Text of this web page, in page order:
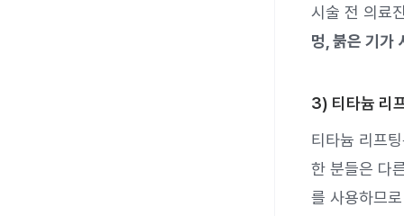
시술 전 의료
멍, 붉은 기가
3) 티타늄 리
티타늄 리프
한 분들은 다
를 사용하므